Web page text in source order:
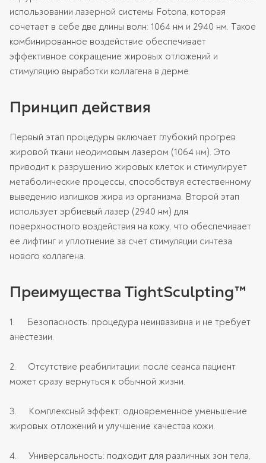
использовании лазерной системы Fotona, которая
сочетает в себе две длины волн: 1064 нм и 2940 нм. Такое
комбинированное воздействие обеспечивает
эффективное сокращение жировых отложений и
стимуляцию выработки коллагена в дерме.
Принцип действия
Первый этап процедуры включает глубокий прогрев
жировой ткани неодимовым лазером (1064 нм). Это
приводит к разрушению жировых клеток и стимулирует
метаболические процессы, способствуя естественному
выведению излишков жира из организма. Второй этап
использует эрбиевый лазер (2940 нм) для
поверхностного воздействия на кожу, что обеспечивает
ее лифтинг и уплотнение за счет стимуляции синтеза
нового коллагена.
Преимущества TightSculpting™
1. Безопасность: процедура неинвазивна и не требует
анестезии.
2. Отсутствие реабилитации: после сеанса пациент
может сразу вернуться к обычной жизни.
3. Комплексный эффект: одновременное уменьшение
жировых отложений и улучшение качества кожи.
4. Универсальность: подходит для различных зон тела,